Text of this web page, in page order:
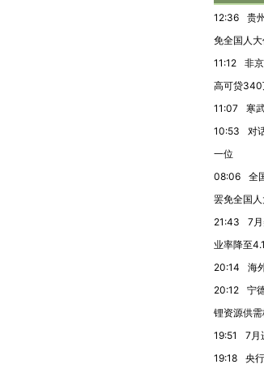
12:36
贵
免全国人
11:12
非
高可贷340
11:07
寒
10:53
对
一位
08:06
全
罢免全国
21:43
7
业率降至
20:14
海
20:12
宁
锂资源供需
19:51
7月
19:18
央